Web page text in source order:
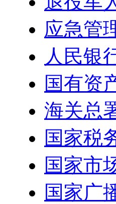
应急管
人民银
国有资
海关总
国家税
国家市
国家广